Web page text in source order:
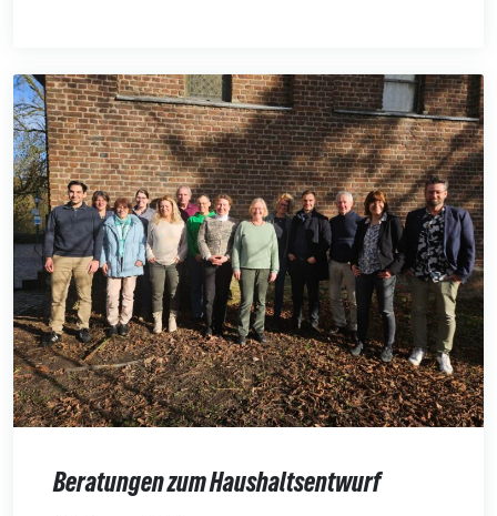
Beratungen zum Haushaltsentwurf